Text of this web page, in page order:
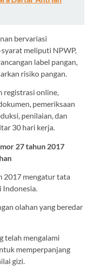
bervariasi
meliputi NPWP,
label pangan,
risiko pangan.
registrasi online,
pemeriksaan
penilaian, dan
30 hari kerja.
27 tahun 2017
2017 mengatur tata
Indonesia.
olahan yang beredar
telah mengalami
memperpanjang
gizi.